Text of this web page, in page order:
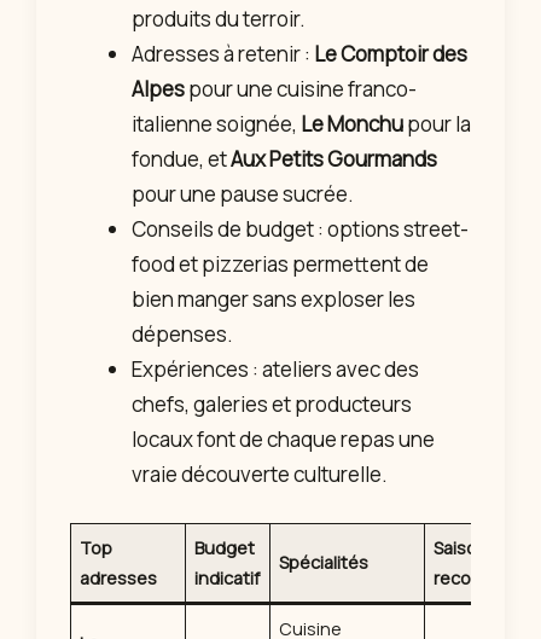
produits du terroir.
Adresses à retenir : Le Comptoir des
Alpespour une cuisine franco-
italienne soignée, Le Monchupour la
fondue, etAux Petits Gourmands
pour une pause sucrée.
Conseils de budget : options street-
food et pizzerias permettent de
bien manger sans exploser les
dépenses.
Expériences : ateliers avec des
chefs, galeries et producteurs
locaux font de chaque repas une
vraie découverte culturelle.
Top
adresses
Budget
indicatif
Spécialités
Saison
Cuisine